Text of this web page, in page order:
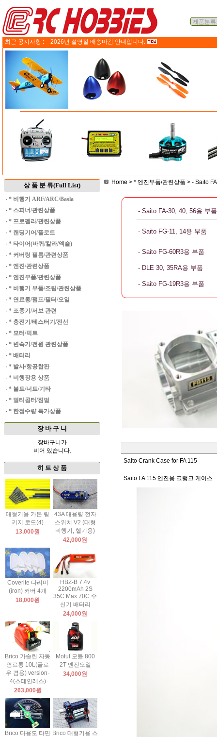
최근 공지사항 : 2026년 설명절 배송마감 안내입니다.
상 품 분 류(Full List)
· * 비행기 ARF/ARC/Basla
· * 스피너/관련상품
· * 프로펠라/관련상품
· * 랜딩기어/플로트
· * 타이어(바퀴/칼라/엑슬)
· * 커버링 필름/관련상품
· * 엔진/관련상품
· * 엔진부품/관련상품
· * 비행기 부품/조립/관련상품
· * 연료통/펌프/필터/오일
· * 조종기/서보 관련
· * 충전기/테스터기/전선
· * 모터/덕트
· * 변속기/전원 관련상품
· * 배터리
· * 발사/항공합판
· * 비행장용 상품
· * 볼트/너트/기타
· * 멀티콥터/짐벌
· * 한정수량 특가상품
장 바 구 니
장바구니가
비어 있습니다.
히 트 상 품
대형기용 카본 링
키지 로드(4)
13,000원
43A 대용량 전자
스위치 V2 (대형
비행기, 헬기용)
42,000원
Coverite 다리미
(iron) 커버 4개
18,000원
HBZ-B 7.4v
2200mAh 2S
35C Max 70C 수
신기 배터리
24,000원
Brico 가솔린 자동
연료통 10L(글로
우 겸용) version-
4(스테인레스)
263,000원
Motul 모튤 800
2T 엔진오일
34,000원
Brico 다용도 타면 Brico 대형기용 스
Home > * 엔진부품/관련상품 > - Saito
- Saito FA-30, 40, 56용 부품
- Saito FG-11, 14용 부품
- Saito FG-60R3용 부품
- DLE 30, 35RA용 부품
- Saito FG-19R3용 부품
Saito Crank Case for FA 115
Saito FA 115 엔진용 크랭크 케이스